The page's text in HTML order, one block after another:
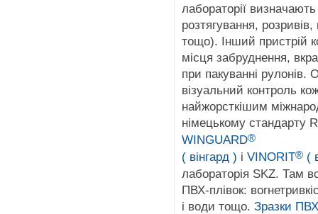
лабораторії визначають
розтягування,
тощо). Інший пристрій
місця забруднення,
при пакуванні рулонів.
візуальний контроль
найжорсткішим
німецькому стандарту
WINGUARD®
( вінгард ) і VINORIT® (
лабораторія SKZ. Там
ПВХ-плівок:
і води тощо. Зразки